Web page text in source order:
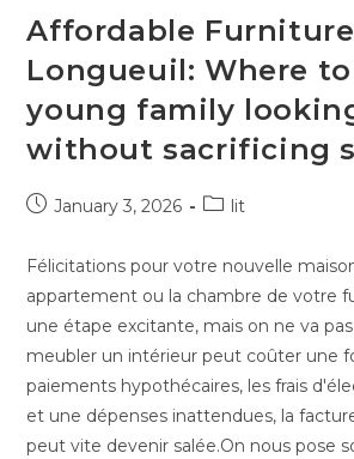
Affordable
Longueuil: Where to
young family
without sacrificing
January 3, 2026 lit
Félicitations pour votre nouvelle
appartement ou la chambre de votre
une étape excitante, mais on ne va
meubler un intérieur peut coûter une
paiements hypothécaires, les frais
et une dépenses inattendues, la
peut vite devenir salée.On nous pose